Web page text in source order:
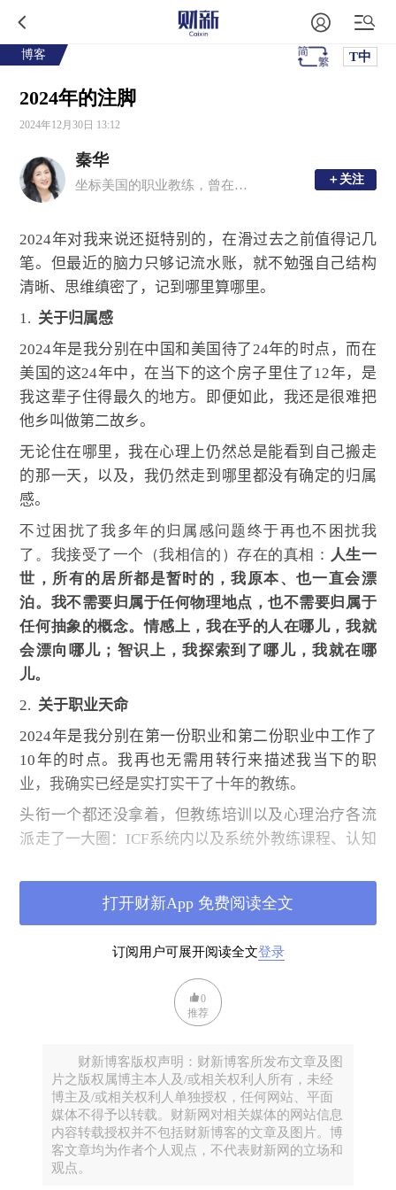
博客 T中
2024年的注脚
2024年12月30日 13:12
秦华
坐标美国的职业教练，曾在国际知名金融机构任风险管理总监和财务官 ＋关注
＋关注
2024年对我来说还挺特别的，在滑过去之前值得记几
笔。但最近的脑力只够记流水账，就不勉强自己结构
清晰、思维缜密了，记到哪里算哪里。
1. 关于归属感
2024年是我分别在中国和美国待了 24年的时点，而在
美国的这24年中，在当下的这个房子里住了12年，是
我这辈子住得最久的地方。即便如此，我还是很难把
他乡叫做第二故乡。
无论住在哪里，我在心理上仍然总是能看到自己搬走
的那一天，以及，我仍然走到哪里都没有确定的归属
感。
不过困扰了我多年的归属感问题终于再也不困扰我
了。我接受了一个（我相信的）存在的真相： 人生一
世，所有的居所都是暂时的，我原本、也一直会漂
泊。我不需要归属于任何物理地点，也不需要归属于
任何抽象的概念。情感上，我在乎的人在哪儿，我就
会漂向哪儿；智识上，我探索到了哪儿，我就在哪
儿。
2. 关于职业天命
2024年是我分别在第一份职业和第二份职业中工作了
10年的时点。我再也无需用转行来描述我当下的职
业，我确实已经是实打实干了十年的教练。
头衔一个都还没拿着，但教练培训以及心理治疗各流
派走了一大圈： ICF系统内以及系统外教练课程、认知
心理剧。长程及短程的上课、受督、被教练/咨询已经
是我生活的一部分，从来没有停止过。
这个圈子里有个词儿叫做“天命流派”，啥是我的天命
流派，我还不太确定，但我很确定我的天命就是：
备极强的好奇心和求知欲、喜欢自发性、热爱深度思
考以及创造性整合实践。从个人的学习兴趣上来说，
说，什么对客户有用，我就运用什么。
这一路走来确实积累了一些想法，所以现在正在（艰
难地）创作中，目标是能够把这些积累起来的想法通
过一个我相对喜欢的方式表达出来，然后就可以统统
从大脑中卸载，去学习体验其他好玩的事。不过，这
订阅用户可展开阅读全文登录
打开财新App 免费阅读全文
0
推荐
财新博客版权声明：财新博客所发布文章及图
片之版权属博主本人及/或相关权利人所有，未经
博主及/或相关权利人单独授权，任何网站、平面
媒体不得予以转载。财新网对相关媒体的网站信息
内容转载授权并不包括财新博客的文章及图片。博
客文章均为作者个人观点，不代表财新网的立场和
观点。